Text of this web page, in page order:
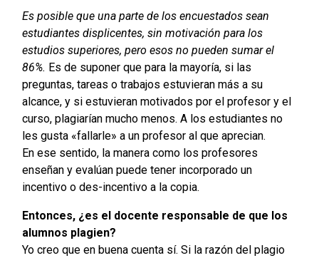
Es posible que una parte de los encuestados sean
estudiantes displicentes, sin motivación para los
estudios superiores, pero esos no pueden sumar el
86%. Es de suponer que para la mayoría, si las
preguntas, tareas o trabajos estuvieran más a su
alcance, y si estuvieran motivados por el profesor y el
curso, plagiarían mucho menos. A los estudiantes no
les gusta «fallarle» a un profesor al que aprecian.
En ese sentido, la manera como los profesores
enseñan y evalúan puede tener incorporado un
incentivo o des-incentivo a la copia.
Entonces, ¿es el docente responsable de que los
alumnos plagien?
Yo creo que en buena cuenta sí. Si la razón del plagio